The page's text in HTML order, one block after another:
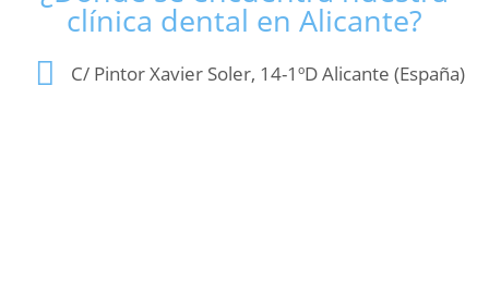
clínica dental en Alicante?
C/ Pintor Xavier Soler, 14-1ºD Alicante (España)